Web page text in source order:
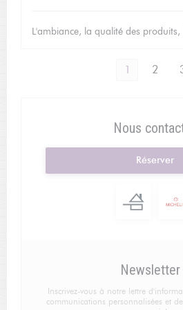
L'ambiance, la qualité des produits,
1 2
Nous
Réserver
Newsletter
Inscrivez-vous à notre lettre
communications personnalisées et